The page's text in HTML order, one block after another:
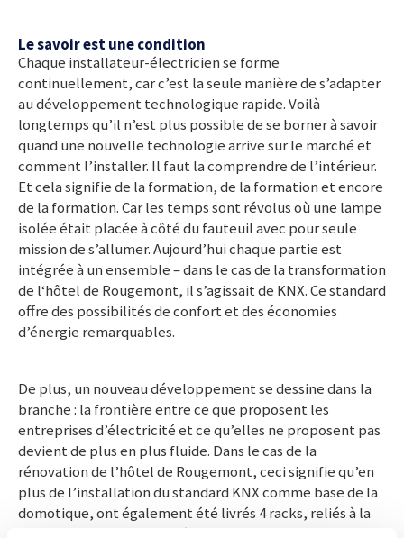
Le savoir est une condition
Chaque installateur-électricien se forme
continuellement, car c’est la seule manière de s’adapter
au développement technologique rapide. Voilà
longtemps qu’il n’est plus possible de se borner à savoir
quand une nouvelle technologie arrive sur le marché et
comment l’installer. Il faut la comprendre de l’intérieur.
Et cela signifie de la formation, de la formation et encore
de la formation. Car les temps sont révolus où une lampe
isolée était placée à côté du fauteuil avec pour seule
mission de s’allumer. Aujourd’hui chaque partie est
intégrée à un ensemble – dans le cas de la transformation
de l‘hôtel de Rougemont, il s’agissait de KNX. Ce standard
offre des possibilités de confort et des économies
d’énergie remarquables.
De plus, un nouveau développement se dessine dans la
branche : la frontière entre ce que proposent les
entreprises d’électricité et ce qu’elles ne proposent pas
devient de plus en plus fluide. Dans le cas de la
rénovation de l’hôtel de Rougemont, ceci signifie qu’en
plus de l’installation du standard KNX comme base de la
domotique, ont également été livrés 4 racks, reliés à la
fibre optique et la totalité de l’installation de